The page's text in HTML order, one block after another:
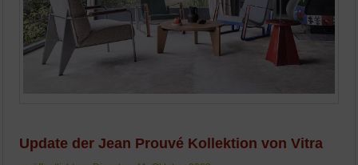
Update der Jean Prouvé Kollektion von Vitra